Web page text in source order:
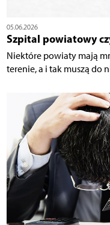
05.06.2026
Szpital powiatowy
Niektóre powiaty mają
terenie, a i tak muszą do